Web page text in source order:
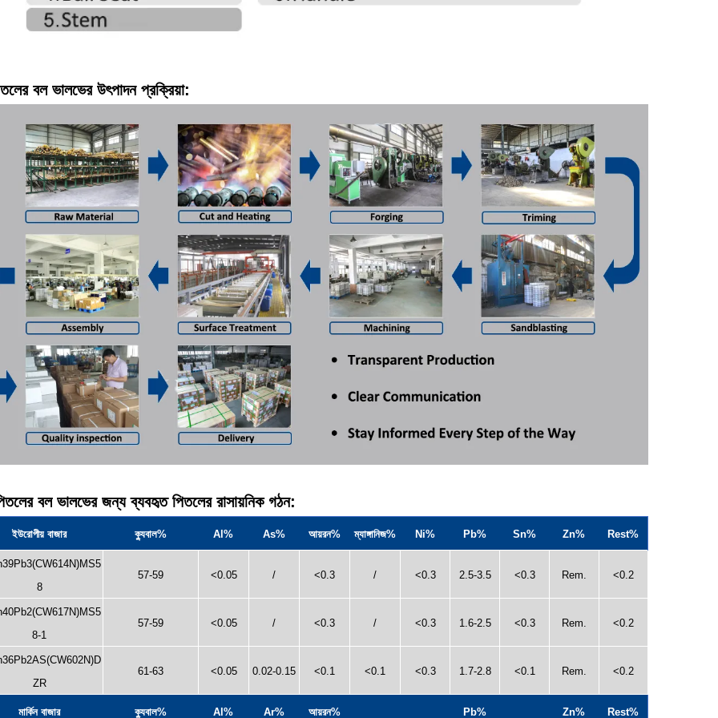
বল ভালভের উৎপাদন প্রক্রিয়া:
বল ভালভের জন্য ব্যবহৃত পিতলের রাসায়নিক গঠন:
ইউরোপীয় বাজার ক্যুবাল% Al% As% আয়রন% ম্যাঙ্গানিজ% Ni% Pb% Sn% Zn% Rest%
8
57-59 <0.05 / <0.3 / <0.3 2.5-3.5 <0.3 Rem. <0.2
8-1
57-59 <0.05 / <0.3 / <0.3 1.6-2.5 <0.3 Rem. <0.2
ZR
61-63 <0.05 0.02-0.15 <0.1 <0.1 <0.3 1.7-2.8 <0.1 Rem. <0.2
মার্কিন বাজার ক্যুবাল% Al% Ar% আয়রন% Pb% Zn% Rest%